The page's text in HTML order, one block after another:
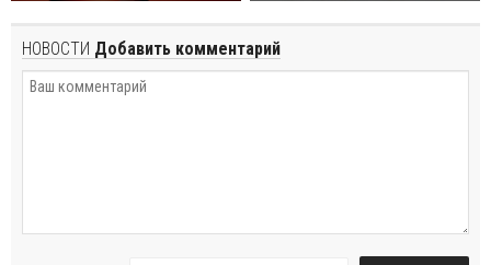
НОВОСТИ Добавить комментарий